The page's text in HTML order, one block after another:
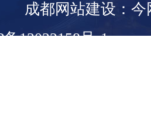
成都网站建设：今
备13022158号-1